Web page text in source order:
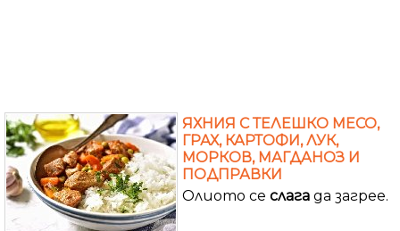
ЯХНИЯ С ТЕЛЕШКО МЕСО,
ГРАХ, КАРТОФИ, ЛУК,
МОРКОВ, МАГДАНОЗ И
ПОДПРАВКИ
Олиото се слага да загрее.